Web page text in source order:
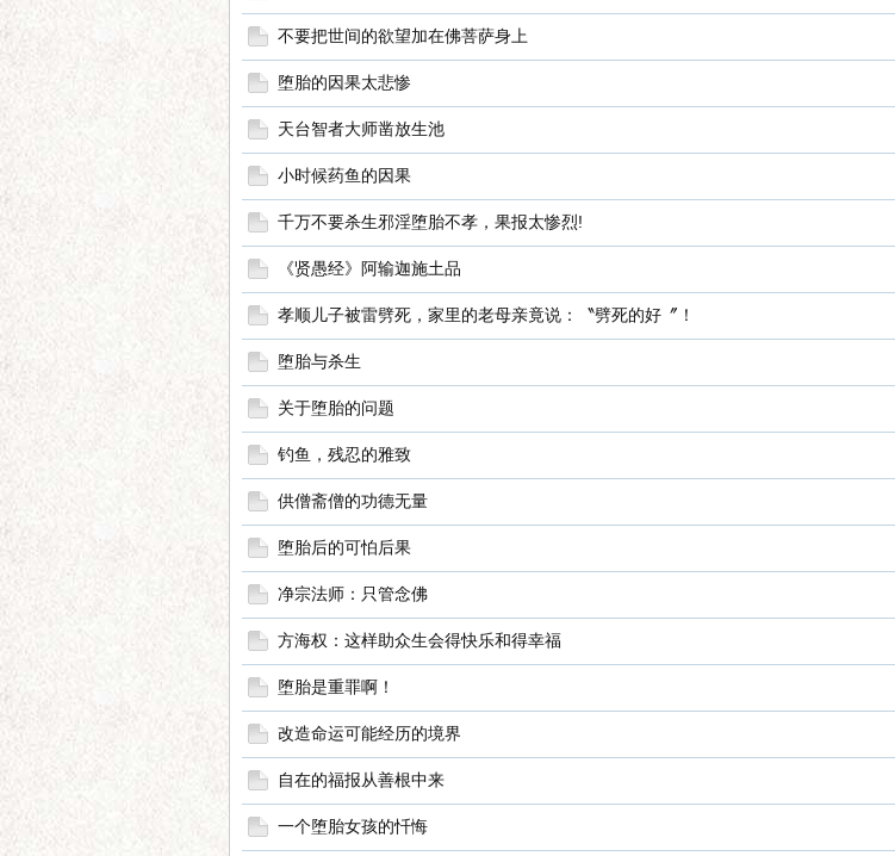
不要把世间的欲望加在佛菩萨身上
堕胎的因果太悲惨
天台智者大师凿放生池
小时候药鱼的因果
千万不要杀生邪淫堕胎不孝，果报太惨烈!
《贤愚经》阿输迦施土品
孝顺儿子被雷劈死，家里的老母亲竟说：〝劈死的好〞！
堕胎与杀生
关于堕胎的问题
钓鱼，残忍的雅致
供僧斋僧的功德无量
堕胎后的可怕后果
净宗法师：只管念佛
方海权：这样助众生会得快乐和得幸福
堕胎是重罪啊！
改造命运可能经历的境界
自在的福报从善根中来
一个堕胎女孩的忏悔